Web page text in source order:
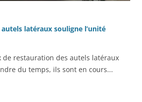
latéraux souligne l’unité
de restauration des autels latéraux
du temps, ils sont en cours...